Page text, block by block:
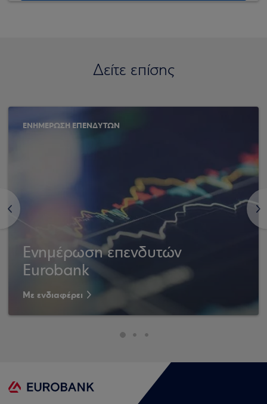
Δείτε επίσης
<
ΕΝΗΜΕΡΩΣΗ ΕΠΕΝΔΥΤΩΝ
Ενημέρωση επενδυτών
Eurobank
Με ενδιαφέρει
>